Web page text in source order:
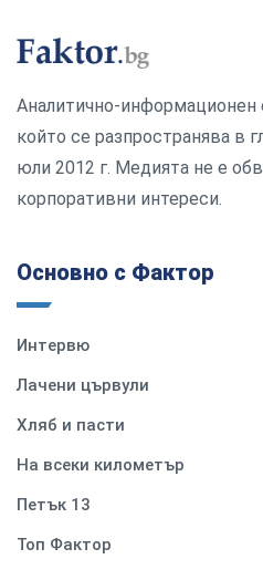
Аналитично-информационен
който се разпространява в
юли 2012 г. Медията не е
корпоративни интереси.
Основно с Фактор
Интервю
Лачени цървули
Хляб и пасти
На всеки километър
Петък 13
Топ Фактор